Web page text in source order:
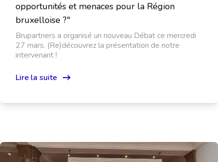
opportunités et menaces pour la Région
bruxelloise ?"
Brupartners a organisé un nouveau Débat ce mercredi
27 mars. (Re)découvrez la présentation de notre
intervenant !
Lire la suite